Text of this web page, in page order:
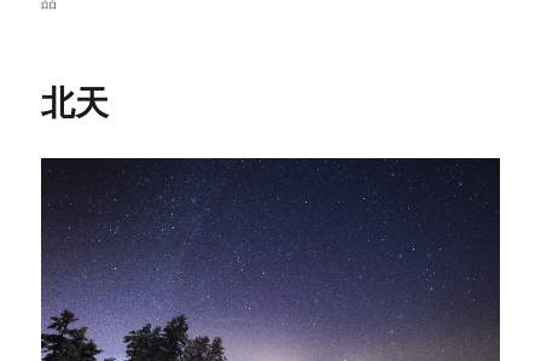
北天